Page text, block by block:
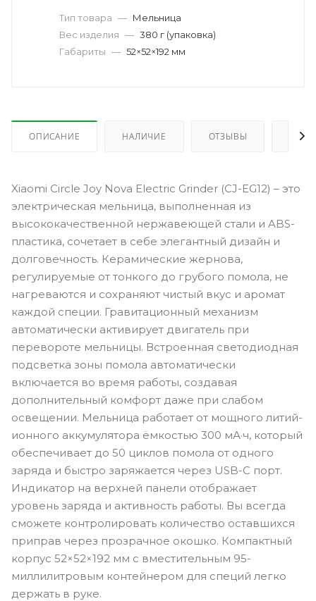
Тип товара — Мельница
Вес изделия — 380 г (упаковка)
Габариты — 52×52×192 мм
ОПИСАНИЕ НАЛИЧИЕ ОТЗЫВЫ КАК
Xiaomi Circle Joy Nova Electric Grinder (CJ-EG12) – это
электрическая мельница, выполненная из
высококачественной нержавеющей стали и ABS-
пластика, сочетает в себе элегантный дизайн и
долговечность. Керамические жернова,
регулируемые от тонкого до грубого помола, не
нагреваются и сохраняют чистый вкус и аромат
каждой специи. Гравитационный механизм
автоматически активирует двигатель при
перевороте мельницы. Встроенная светодиодная
подсветка зоны помола автоматически
включается во время работы, создавая
дополнительный комфорт даже при слабом
освещении. Мельница работает от мощного литий-
ионного аккумулятора ёмкостью 300 мА·ч, который
обеспечивает до 50 циклов помола от одного
заряда и быстро заряжается через USB-C порт.
Индикатор на верхней панели отображает
уровень заряда и активность работы. Вы всегда
сможете контролировать количество оставшихся
приправ через прозрачное окошко. Компактный
корпус 52×52×192 мм с вместительным 95-
миллилитровым контейнером для специй легко
держать в руке.